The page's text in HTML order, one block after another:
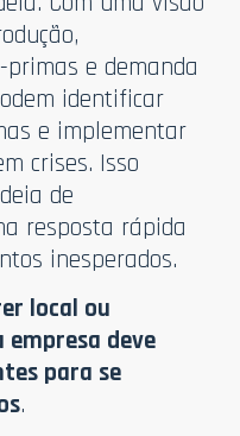
e demanda
identificar
e implementar
crises. Isso
de
resposta rápida
inesperados.
local ou
empresa deve
para se
.